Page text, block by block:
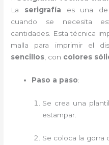
La serigrafía es una de
cuando se necesita
cantidades. Esta técnica
malla para imprimir el
sencillos, con colores
Paso a paso:
Se crea una
estampar.
Se coloca la gorra